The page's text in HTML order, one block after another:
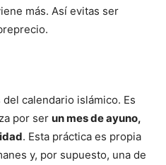
más. Así evitas ser
calendario islámico. Es
por ser un mes de ayuno,
.​​​ Esta práctica es propia
y, por supuesto, una de